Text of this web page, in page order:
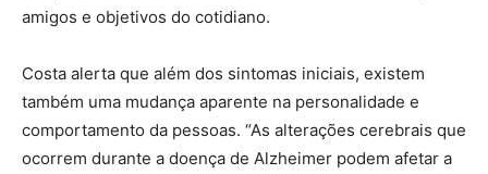
amigos e objetivos do cotidiano.
Costa alerta que além dos sintomas iniciais, existem
também uma mudança aparente na personalidade e
comportamento da pessoas. “As alterações cerebrais que
ocorrem durante a doença de Alzheimer podem afetar a